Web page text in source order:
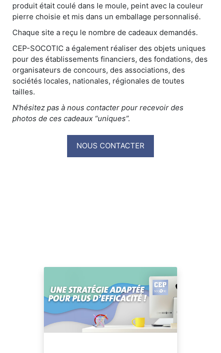
produit était coulé dans le moule, peint avec la couleur
pierre choisie et mis dans un emballage personnalisé.
Chaque site a reçu le nombre de cadeaux demandés.
CEP-SOCOTIC a également réaliser des objets uniques
pour des établissements financiers, des fondations, des
organisateurs de concours, des associations, des
sociétés locales, nationales, régionales de toutes
tailles.
N'hésitez pas à nous contacter pour recevoir des
photos de ces cadeaux “uniques”.
NOUS CONTACTER